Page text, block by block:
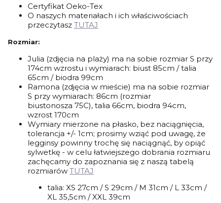
Certyfikat Oeko-Tex
O naszych materiałach i ich właściwościach
przeczytasz TUTAJ
Rozmiar:
Julia (zdjęcia na plaży) ma na sobie rozmiar S przy
174cm wzrostu i wymiarach: biust 85cm / talia
65cm / biodra 99cm
Ramona (zdjęcia w mieście) ma na sobie rozmiar
S przy wymiarach: 86cm (rozmiar
biustonosza 75C), talia 66cm, biodra 94cm,
wzrost 170cm
Wymiary mierzone na płasko, bez naciągnięcia,
tolerancja +/- 1cm; prosimy wziąć pod uwagę, że
legginsy powinny trochę się naciągnąć, by opiąć
sylwetkę - w celu łatwiejszego dobrania rozmiaru
zachęcamy do zapoznania się z naszą tabelą
rozmiarów TUTAJ
talia: XS 27cm / S 29cm / M 31cm / L 33cm /
XL 35,5cm / XXL 39cm